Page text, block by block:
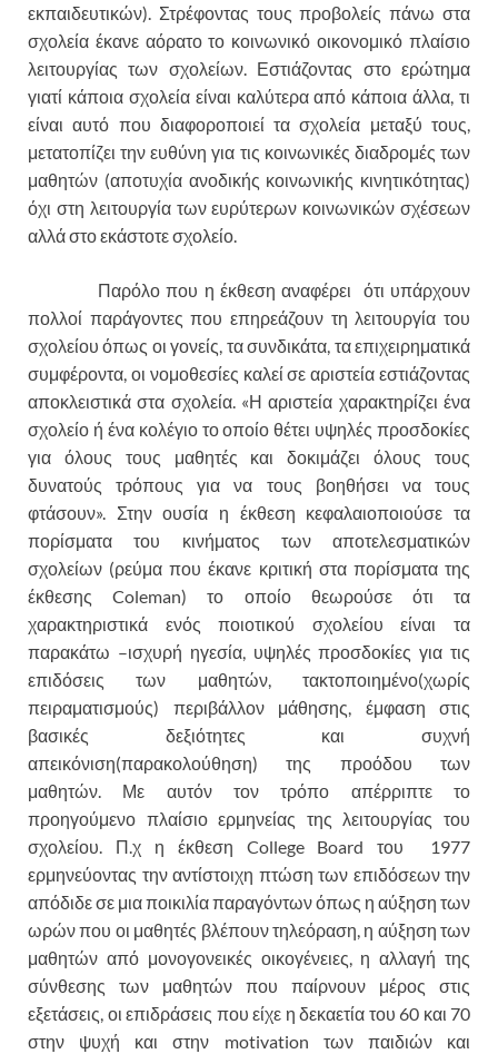
εκπαιδευτικών). Στρέφοντας τους προβολείς πάνω στα
σχολεία έκανε αόρατο το κοινωνικό οικονομικό πλαίσιο
λειτουργίας των σχολείων. Εστιάζοντας στο ερώτημα
γιατί κάποια σχολεία είναι καλύτερα από κάποια άλλα, τι
είναι αυτό που διαφοροποιεί τα σχολεία μεταξύ τους,
μετατοπίζει την ευθύνη για τις κοινωνικές διαδρομές των
μαθητών (αποτυχία ανοδικής κοινωνικής κινητικότητας)
όχι στη λειτουργία των ευρύτερων κοινωνικών σχέσεων
αλλά στο εκάστοτε σχολείο.
Παρόλο που η έκθεση αναφέρει ότι υπάρχουν
πολλοί παράγοντες που επηρεάζουν τη λειτουργία του
σχολείου όπως οι γονείς, τα συνδικάτα, τα επιχειρηματικά
συμφέροντα, οι νομοθεσίες καλεί σε αριστεία εστιάζοντας
αποκλειστικά στα σχολεία. «Η αριστεία χαρακτηρίζει ένα
σχολείο ή ένα κολέγιο το οποίο θέτει υψηλές προσδοκίες
για όλους τους μαθητές και δοκιμάζει όλους τους
δυνατούς τρόπους για να τους βοηθήσει να τους
φτάσουν». Στην ουσία η έκθεση κεφαλαιοποιούσε τα
πορίσματα του κινήματος των αποτελεσματικών
σχολείων (ρεύμα που έκανε κριτική στα πορίσματα της
έκθεσης Coleman) το οποίο θεωρούσε ότι τα
χαρακτηριστικά ενός ποιοτικού σχολείου είναι τα
παρακάτω –ισχυρή ηγεσία, υψηλές προσδοκίες για τις
επιδόσεις των μαθητών, τακτοποιημένο(χωρίς
πειραματισμούς) περιβάλλον μάθησης, έμφαση στις
βασικές δεξιότητες και συχνή
απεικόνιση(παρακολούθηση) της προόδου των
μαθητών. Με αυτόν τον τρόπο απέρριπτε το
προηγούμενο πλαίσιο ερμηνείας της λειτουργίας του
σχολείου. Π.χ η έκθεση College Board του 1977
ερμηνεύοντας την αντίστοιχη πτώση των επιδόσεων την
απόδιδε σε μια ποικιλία παραγόντων όπως η αύξηση των
ωρών που οι μαθητές βλέπουν τηλεόραση, η αύξηση των
μαθητών από μονογονεικές οικογένειες, η αλλαγή της
σύνθεσης των μαθητών που παίρνουν μέρος στις
εξετάσεις, οι επιδράσεις που είχε η δεκαετία του 60 και 70
στην ψυχή και στην motivation των παιδιών και